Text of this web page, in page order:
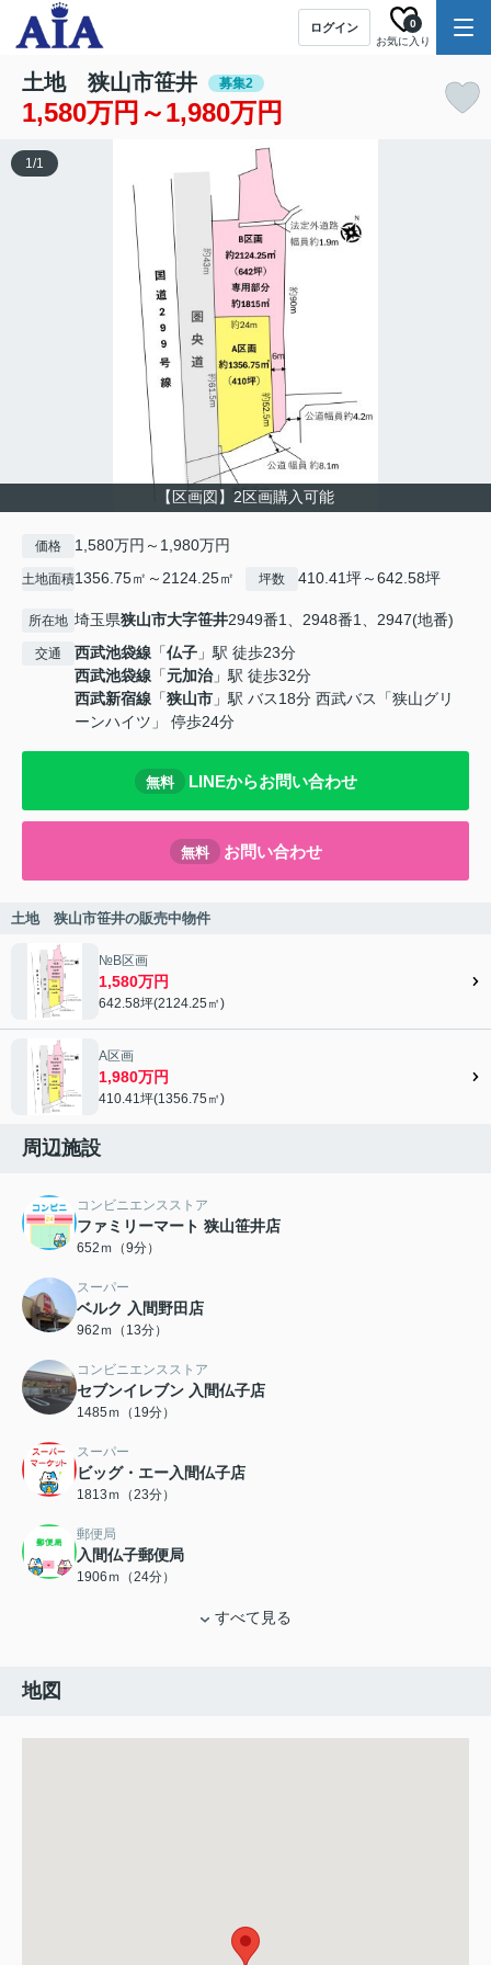
ログイン
お気に入り
0
土地 狭山市笹井 募集2
1,580万円～1,980万円
【区画図】2区画購入可能
1/1
価格 1,580万円～1,980万円
土地面積1356.75㎡～2124.25㎡ 坪数 410.41坪～642.58坪
所在地 埼玉県狭山市大字笹井2949番1、2948番1、2947(地番)
交通 西武池袋線 「仏子 」駅 徒歩23分
西武池袋線 「元加治」駅 徒歩32分
西武新宿線 「狭山市 」駅 バス18分 西武バス「狭山グリ
ーンハイツ」 停歩24分
無料 LINEからお問い合わせ
無料 お問い合わせ
土地 狭山市笹井の販売中物件
№B区画
1,580万円
642.58坪(2124.25㎡)
A区画
1,980万円
410.41坪(1356.75㎡)
周辺施設
コンビニエンスストア
ファミリーマート 狭山笹井店
652ｍ（9分）
スーパー
ベルク 入間野田店
962ｍ（13分）
コンビニエンスストア
セブンイレブン 入間仏子店
1485ｍ（19分）
スーパー
ビッグ・エー入間仏子店
1813ｍ（23分）
郵便局
入間仏子郵便局
1906ｍ（24分）
すべて見る
地図